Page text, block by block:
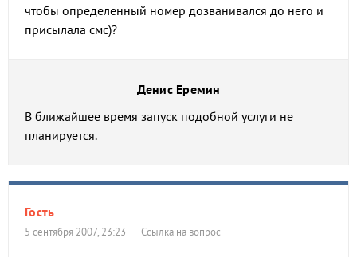
чтобы определенный номер дозванивался до него и
присылала смс)?
Денис Еремин
В ближайшее время запуск подобной услуги не
планируется.
Гость
5 сентября 2007, 23:23 Ссылка на вопрос